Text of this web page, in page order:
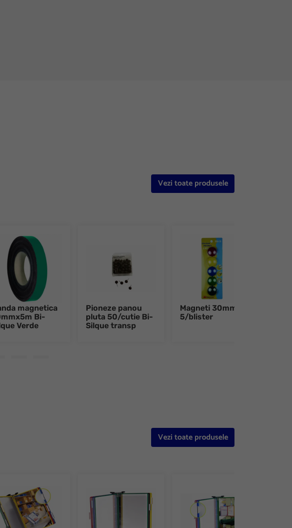
Vezi toate produsele
magnetica
Bi-
Verde
Pioneze panou
pluta 50/cutie Bi-
Silque transp
Magneti 30mm
5/blister
Vezi toate produsele